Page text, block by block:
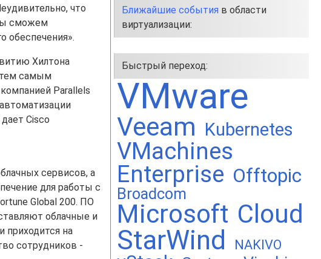
что
сможем
обеспечения».
Хилтона
тем самым
Parallels
Cisco
сервисов, а
для работы с
Global 200. ПО
облачные и
приходится на
сотрудников -
Ближайшие события в области
виртуализации:
Быстрый переход:
VMware
Veeam Kubernetes
VMachines
Enterprise Offtopic
Broadcom
Microsoft Cloud
StarWind NAKIVO